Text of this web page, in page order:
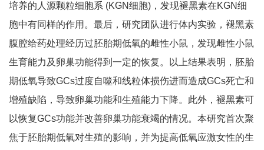
培养的人源颗粒细胞系 (KGN细胞)，发现褪黑素在KGN细
胞中有同样的作用。最后，研究团队进行体内实验，褪黑素
腹腔给药处理经历过胚胎期低氧的雌性小鼠，发现雌性小鼠
生育能力及卵巢功能得到一定的恢复。以上结果表明，胚胎
期低氧导致GCs过度自噬和线粒体损伤进而造成GCs死亡和
增殖缺陷，导致卵巢功能和生殖能力下降。此外，褪黑素可
以恢复GCs功能并改善卵巢功能衰竭的情况。本研究首次聚
焦于胚胎期低氧对生殖的影响，并为提高低氧应激女性的生